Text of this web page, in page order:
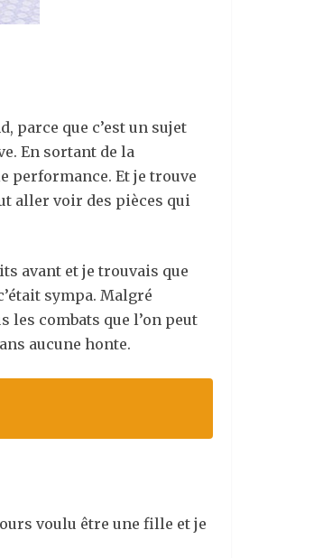
parce que c’est un sujet
En sortant de la
performance. Et je trouve
aller voir des pièces qui
avant et je trouvais que
sympa. Malgré
les combats que l’on peut
aucune honte.
voulu être une fille et je